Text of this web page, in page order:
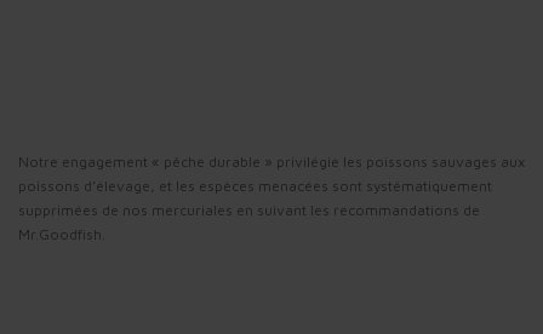
Notre engagement « pêche durable » privilégie les poissons sauvages aux
poissons d’élevage, et les espèces menacées sont systématiquement
supprimées de nos mercuriales en suivant les recommandations de
Mr.Goodfish.